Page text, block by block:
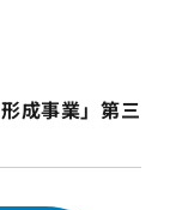
成事業」第三